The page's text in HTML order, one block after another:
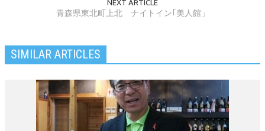
NEXT ARTICLE
青森県東北町上北 ナイトイン｢美人館」
SIMILAR ARTICLES